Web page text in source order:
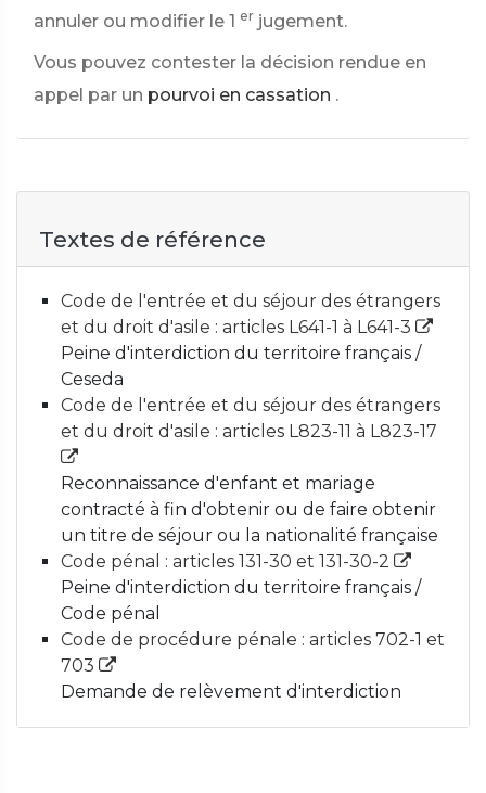
annuler ou modifier le 1 er jugement.
Vous pouvez contester la décision rendue en
appel par un pourvoi en cassation .
Textes de référence
Code de l'entrée et du séjour des étrangers
et du droit d'asile : articles L641-1 à L641-3
Peine d'interdiction du territoire français /
Ceseda
Code de l'entrée et du séjour des étrangers
et du droit d'asile : articles L823-11 à L823-17
Reconnaissance d'enfant et mariage
contracté à fin d'obtenir ou de faire obtenir
un titre de séjour ou la nationalité française
Code pénal : articles 131-30 et 131-30-2
Peine d'interdiction du territoire français /
Code pénal
Code de procédure pénale : articles 702-1 et
703
Demande de relèvement d'interdiction